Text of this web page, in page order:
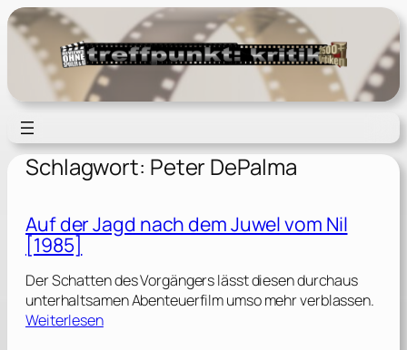
Zum
Inhalt
springen
Schlagwort: Peter DePalma
Auf der Jagd nach dem Juwel vom Nil
[1985]
Der Schatten des Vorgängers lässt diesen durchaus
unterhaltsamen Abenteuerfilm umso mehr verblassen.
Weiterlesen: